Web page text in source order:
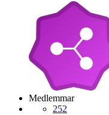
Medlemmar
252